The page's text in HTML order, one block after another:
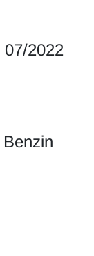
07/2022
Benzin